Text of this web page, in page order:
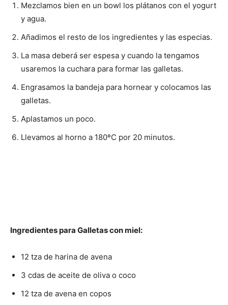
Mezclamos bien en un bowl los plátanos con el yogurt
y agua.
Añadimos el resto de los ingredientes y las especias.
La masa deberá ser espesa y cuando la tengamos
usaremos la cuchara para formar las galletas.
Engrasamos la bandeja para hornear y colocamos las
galletas.
Aplastamos un poco.
Llevamos al horno a 180ºC por 20 minutos.
Ingredientes para Galletas con miel:
12 tza de harina de avena
3 cdas de aceite de oliva o coco
12 tza de avena en copos